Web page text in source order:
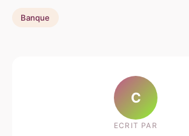
Banque
C
ECRIT PAR